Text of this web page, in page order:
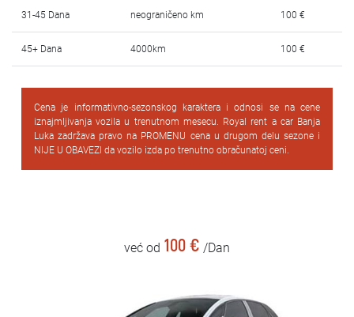
31-45 Dana neograničeno km 100 €
45+ Dana 4000km 100 €
Cena je informativno-sezonskog karaktera i odnosi se na cene
iznajmljivanja vozila u trenutnom mesecu. Royal rent a car Banja
Luka zadržava pravo na PROMENU cena u drugom delu sezone i
NIJE U OBAVEZI da vozilo izda po trenutno obračunatoj ceni.
već od 100 € /Dan